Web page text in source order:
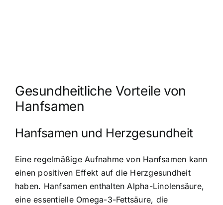
Gesundheitliche Vorteile von
Hanfsamen
Hanfsamen und Herzgesundheit
Eine regelmäßige Aufnahme von Hanfsamen kann
einen positiven Effekt auf die Herzgesundheit
haben. Hanfsamen enthalten Alpha-Linolensäure,
eine essentielle Omega-3-Fettsäure, die